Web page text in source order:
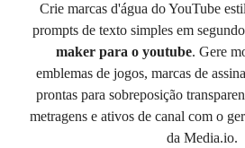
Crie marcas d'água do YouTube
prompts de texto simples em
maker para o youtube. Gere
emblemas de jogos, marcas de
prontas para sobreposição
metragens e ativos de canal com o
da Media.io.